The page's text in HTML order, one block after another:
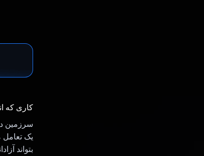
کاری که
یک تعامل
بتواند